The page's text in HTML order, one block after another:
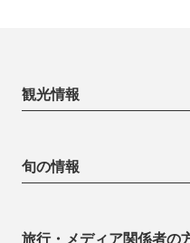
観光情報
旬の情報
旅行・メディア関係者の